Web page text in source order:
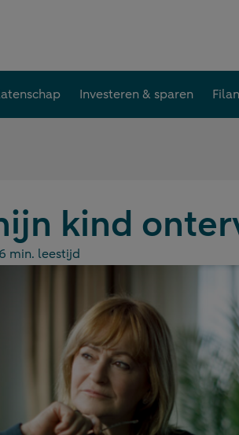
Investeren & sparen
kind
6 min. leestijd